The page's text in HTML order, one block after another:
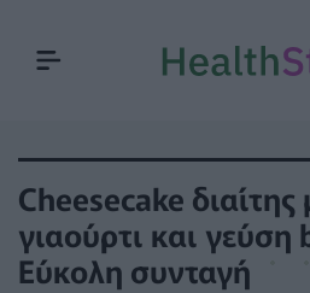
Cheesecake
γιαούρτι και
Εύκολη συνταγή